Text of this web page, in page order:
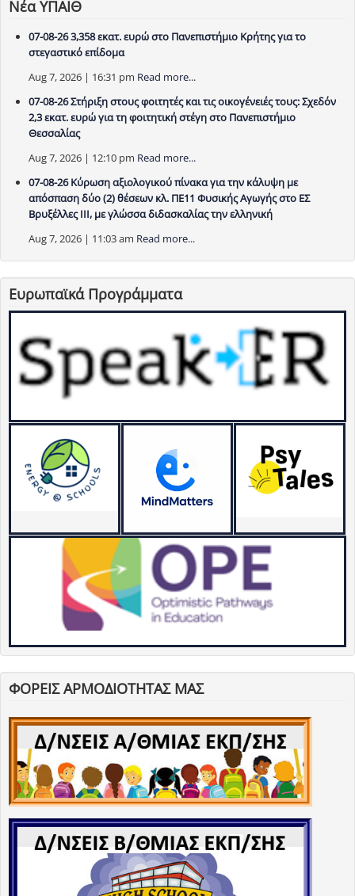
Νέα ΥΠΑΙΘ
07-08-26 3,358 εκατ. ευρώ στο Πανεπιστήμιο Κρήτης για το
στεγαστικό επίδομα
Aug 7, 2026 | 16:31 pm Read more...
07-08-26 Στήριξη στους φοιτητές και τις οικογένειές τους: Σχεδόν
2,3 εκατ. ευρώ για τη φοιτητική στέγη στο Πανεπιστήμιο
Θεσσαλίας
Aug 7, 2026 | 12:10 pm Read more...
07-08-26 Κύρωση αξιολογικού πίνακα για την κάλυψη με
απόσπαση δύο (2) θέσεων κλ. ΠΕ11 Φυσικής Αγωγής στο ΕΣ
Βρυξέλλες ΙΙΙ, με γλώσσα διδασκαλίας την ελληνική
Aug 7, 2026 | 11:03 am Read more...
Ευρωπαϊκά Προγράμματα
ΦΟΡΕΙΣ ΑΡΜΟΔΙΟΤΗΤΑΣ ΜΑΣ